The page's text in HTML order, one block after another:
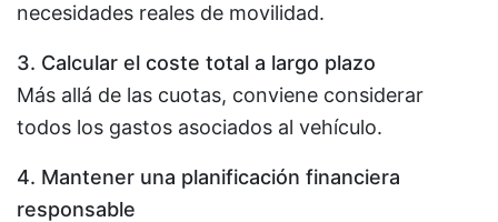
necesidades reales de movilidad.
3. Calcular el coste total a largo plazo
Más allá de las cuotas, conviene considerar
todos los gastos asociados al vehículo.
4. Mantener una planificación financiera
responsable